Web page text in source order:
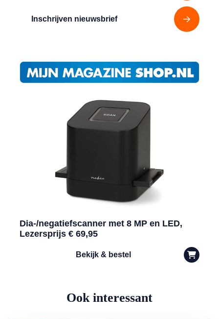
Inschrijven nieuwsbrief
Dia-/negatiefscanner met 8 MP en LED,
Lezersprijs € 69,95
Bekijk & bestel
Ook interessant